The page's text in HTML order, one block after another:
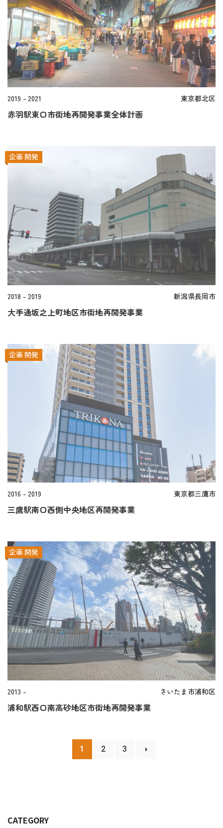
2019 - 2021 東京都北区
赤羽駅東口市街地再開発事業全体計画
企画 開発
2018 - 2019 新潟県長岡市
大手通坂之上町地区市街地再開発事業
企画 開発
2016 - 2019 東京都三鷹市
三鷹駅南口西側中央地区再開発事業
企画 開発
2013 - さいたま市浦和区
浦和駅西口南高砂地区市街地再開発事業
1 2 3
CATEGORY